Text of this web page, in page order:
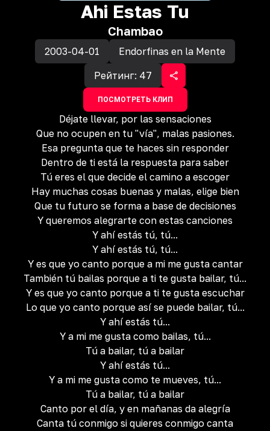
Ahi Estas Tu
Chambao
2003-04-01
Endorfinas en la Mente
Рейтинг: 47
ПОСМОТРЕТЬ КЛИП
Déjate llevar, por las sensaciones
Que no ocupen en tu "vía", malas pasiones.
Esa pregunta que te haces sin responder
Dentro de ti está la respuesta para saber
Tú eres el que decide el camino a escoger
Hay muchas cosas buenas y malas, elige bien
Que tu futuro se forma a base de decisiones
Y queremos alegrarte con estas canciones
Y ahí estás tú, tú...
Y ahí estás tú, tú...
Y es que yo canto porque a mi me gusta cantar
También tú bailas porque a ti te gusta bailar, tú...
Y es que yo canto porque a ti te gusta escuchar
Lo que yo canto porque así se puede bailar, tú...
Y ahí estás tú...
Y a mi me gusta como bailas, tú...
Tú a bailar, tú a bailar
Y ahí estás tú...
Y a mi me gusta como te mueves, tú...
Tú a bailar, tú a bailar
Canto por el día, y en mañanas da alegría
Canta tú conmigo si quieres conmigo canta